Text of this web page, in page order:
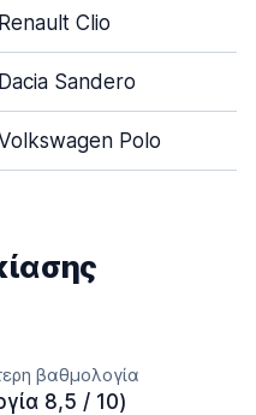
Renault Clio
Dacia Sandero
Polo
βαθμολογία
8,5 / 10)